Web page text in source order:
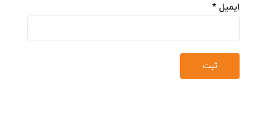
ایمیل *